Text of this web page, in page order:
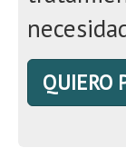
QUIERO